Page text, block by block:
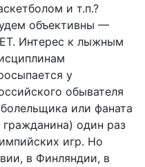
и т.п.?
объективны —
Интерес к лыжным
у
обывателя
или фаната
один раз
игр. Но
в Финляндии, в